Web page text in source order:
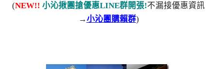
(NEW!! 小沁揪團搶優惠LINE群開張!不漏接優惠資訊
→小沁團購賴群)